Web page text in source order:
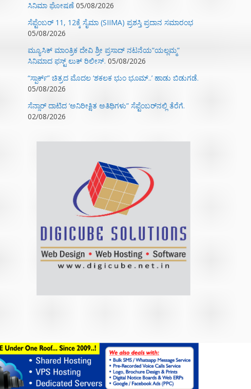
ಸಿನಿಮಾ ಘೋಷಣೆ 05/08/2026
ಸೆಪ್ಟೆಂಬರ್ 11, 12ಕ್ಕೆ ಸೈಮಾ (SIIMA) ಪ್ರಶಸ್ತಿ ಪ್ರದಾನ ಸಮಾರಂಭ
05/08/2026
ಮ್ಯೂಸಿಕ್‌ ಮಾಂತ್ರಿಕ ದೇವಿ ಶ್ರೀ ಪ್ರಸಾದ್ ನಟನೆಯ”ಯಲ್ಲಮ್ಮ”
ಸಿನಿಮಾದ ಫಸ್ಟ್‌ ಲುಕ್‌ ರಿಲೀಸ್. 05/08/2026
“ಸ್ಪಾರ್ಕ್” ಚಿತ್ರದ ಮೊದಲ‌ ‘ಶಕಲಕ ಭುಂ‌ ಭೂಮ್..’ ಹಾಡು ಬಿಡುಗಡೆ.
05/08/2026
ಸೆನ್ಸಾರ್ ದಾಟಿದ ‘ಅನಿರೀಕ್ಷಿತ ಅತಿಥಿಗಳು” ಸೆಪ್ಟೆಂಬರ್‌ನಲ್ಲಿ ತೆರೆಗೆ.
02/08/2026